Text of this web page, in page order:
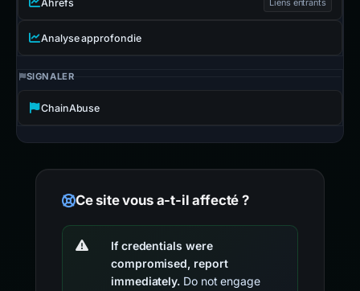
Ahrefs
Analyse approfondie
SIGNALER
ChainAbuse
Ce site vous a-t-il affecté ?
If credentials were
compromised, report
immediately. Do not engage